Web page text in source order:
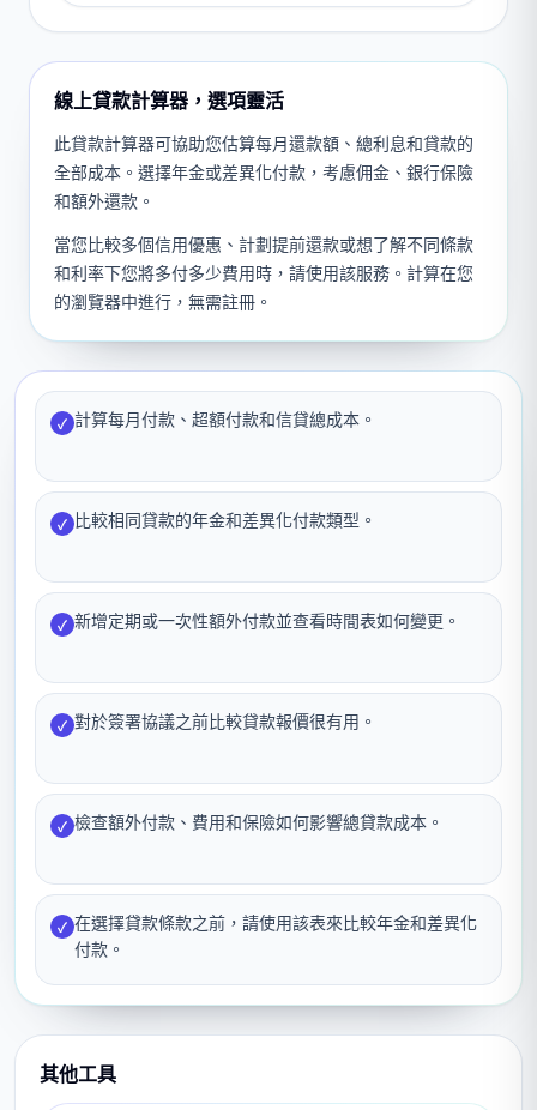
線上貸款計算器，選項靈活
此貸款計算器可協助您估算每月還款額、總利息和貸款的
全部成本。選擇年金或差異化付款，考慮佣金、銀行保險
和額外還款。
當您比較多個信用優惠、計劃提前還款或想了解不同條款
和利率下您將多付多少費用時，請使用該服務。計算在您
的瀏覽器中進行，無需註冊。
✓ 計算每月付款、超額付款和信貸總成本。
✓ 比較相同貸款的年金和差異化付款類型。
✓ 新增定期或一次性額外付款並查看時間表如何變更。
✓ 對於簽署協議之前比較貸款報價很有用。
✓ 檢查額外付款、費用和保險如何影響總貸款成本。
✓ 在選擇貸款條款之前，請使用該表來比較年金和差異化
付款。
其他工具